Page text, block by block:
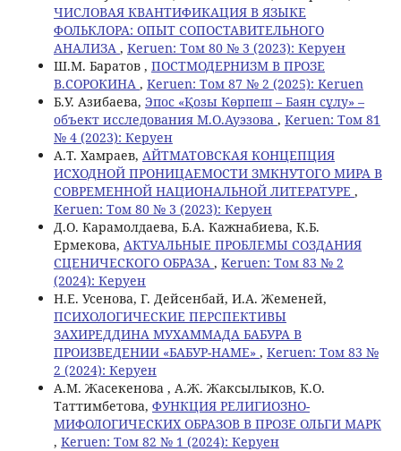
ЧИСЛОВАЯ КВАНТИФИКАЦИЯ В ЯЗЫКЕ
ФОЛЬКЛОРА: ОПЫТ СОПОСТАВИТЕЛЬНОГО
АНАЛИЗА , Keruen: Том 80 № 3 (2023): Керуен
Ш.М. Баратов , ПОСТМОДЕРНИЗМ В ПРОЗЕ
В.СОРОКИНА , Keruen: Том 87 № 2 (2025): Keruen
Б.У. Азибаева, Эпос «Қозы Көрпеш – Баян сұлу» –
объект исследования М.О.Ауэзова , Keruen: Том 81
№ 4 (2023): Керуен
А.Т. Хамраев, АЙТМАТОВСКАЯ КОНЦЕПЦИЯ
ИСХОДНОЙ ПРОНИЦАЕМОСТИ ЗМКНУТОГО МИРА В
СОВРЕМЕННОЙ НАЦИОНАЛЬНОЙ ЛИТЕРАТУРЕ ,
Keruen: Том 80 № 3 (2023): Керуен
Д.О. Карамолдаева, Б.А. Кажнабиева, К.Б.
Ермекова, АКТУАЛЬНЫЕ ПРОБЛЕМЫ СОЗДАНИЯ
СЦЕНИЧЕСКОГО ОБРАЗА , Keruen: Том 83 № 2
(2024): Керуен
Н.Е. Усенова, Г. Дeйсенбай, И.А. Жеменей,
ПСИХОЛОГИЧЕСКИЕ ПЕРСПЕКТИВЫ
ЗАХИРЕДДИНА МУХАММАДА БАБУРА В
ПРОИЗВЕДЕНИИ «БАБУР-НАМЕ» , Keruen: Том 83 №
2 (2024): Керуен
А.М. Жасекенова , А.Ж. Жаксылыков, К.О.
Таттимбетова, ФУНКЦИЯ РЕЛИГИОЗНО-
МИФОЛОГИЧЕСКИХ ОБРАЗОВ В ПРОЗЕ ОЛЬГИ МАРК
, Keruen: Том 82 № 1 (2024): Керуен